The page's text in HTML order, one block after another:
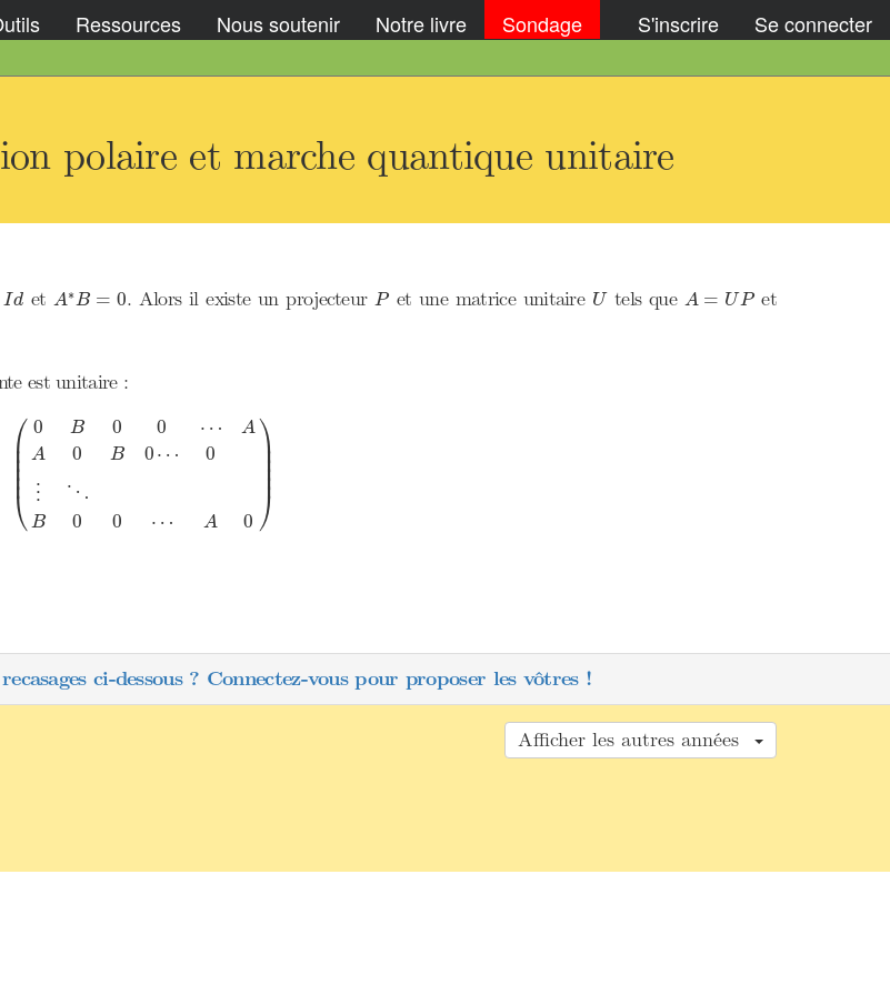
Ressources Nous soutenir Notre livre Sondage S'inscrire Se connecter
polaire et marche quantique unitaire
Id etA∗B = 0
A∗ B . Alors il existe un projecteurP
P et une matrice unitaire U
Utels que A = UP
A UP et
est unitaire :
⎛
⎜
⎜ ⎜
⎜ ⎜⎝
0 B 0 0 ⋯
A
A
0 B 0⋯
0
⋮
⋱
B 0 0 ⋯ A 0
⎞⎟ ⎟ ⎟ ⎟
⎟
⎠
0 B0 ⋯A 0B ⋯0 ⋯A
ci-dessous ? Connectez-vous pour proposer les vôtres !
Afficher les autres années